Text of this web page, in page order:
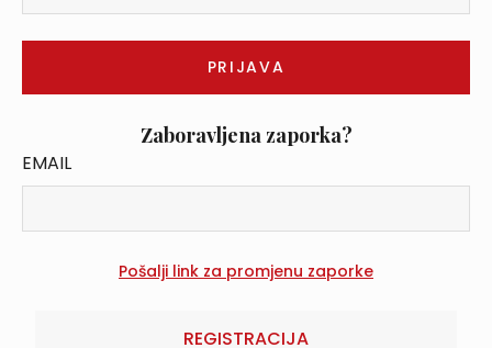
Zaboravljena zaporka?
EMAIL
REGISTRACIJA